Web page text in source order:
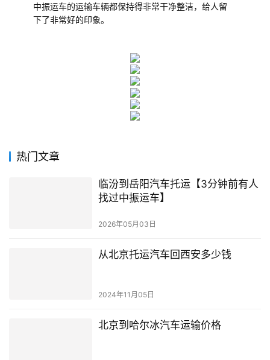
中振运车的运输车辆都保持得非常干净整洁，给人留
下了非常好的印象。
热门文章
临汾到岳阳汽车托运【3分钟前有人
找过中振运车】
2026年05月03日
从北京托运汽车回西安多少钱
2024年11月05日
北京到哈尔冰汽车运输价格